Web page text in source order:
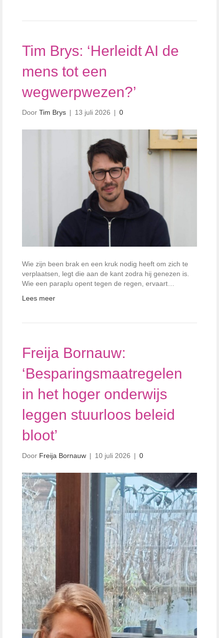
Tim Brys: ‘Herleidt AI de
mens tot een
wegwerpwezen?’
Door Tim Brys | 13 juli 2026 | 0
Wie zijn been brak en een kruk nodig heeft om zich te
verplaatsen, legt die aan de kant zodra hij genezen is.
Wie een paraplu opent tegen de regen, ervaart…
Lees meer
Freija Bornauw:
‘Besparingsmaatregelen
in het hoger onderwijs
leggen stuurloos beleid
bloot’
Door Freija Bornauw | 10 juli 2026 | 0